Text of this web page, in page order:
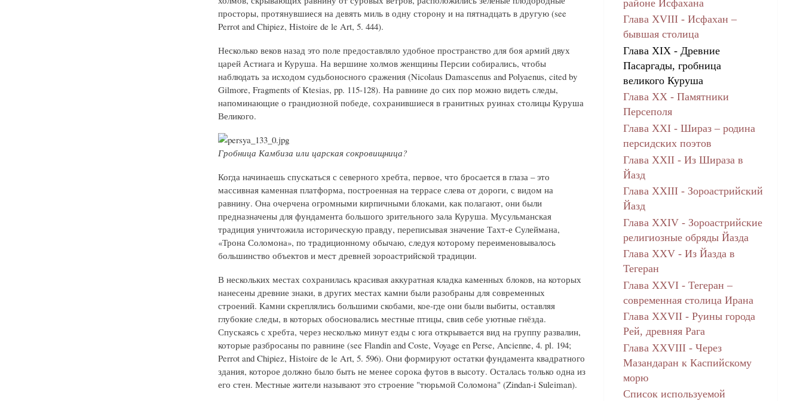
просторы, протянувшиеся на девять миль в одну сторону и на пятнадцать в другую (see
Perrot and Chipiez, Histoire de le Art, 5. 444).
Несколько веков назад это поле предоставляло удобное пространство для боя армий двух
царей Астиага и Куруша. На вершине холмов женщины Персии собирались, чтобы
наблюдать за исходом судьбоносного сражения (Nicolaus Damascenus and Polyaenus, cited by
Gilmore, Fragments of Ktesias, pp. 115-128). На равнине до сих пор можно видеть следы,
напоминающие о грандиозной победе, сохранившиеся в гранитных руинах столицы Куруша
Великого.
Гробница Камбиза или царская сокровищница?
Когда начинаешь спускаться с северного хребта, первое, что бросается в глаза – это
массивная каменная платформа, построенная на террасе слева от дороги, с видом на
равнину. Она очерчена огромными кирпичными блоками, как полагают, они были
предназначены для фундамента большого зрительного зала Куруша. Мусульманская
традиция уничтожила историческую правду, переписывая значение Тахт-е Сулеймана,
«Трона Соломона», по традиционному обычаю, следуя которому переименовывалось
большинство объектов и мест древней зороастрийской традиции.
В нескольких местах сохранилась красивая аккуратная кладка каменных блоков, на которых
нанесены древние знаки, в других местах камни были разобраны для современных
строений. Камни скреплялись большими скобами, кое-где они были выбиты, оставляя
глубокие следы, в которых обосновались местные птицы, свив себе уютные гнёзда.
Спускаясь с хребта, через несколько минут езды с юга открывается вид на группу развалин,
которые разбросаны по равнине (see Flandin and Coste, Voyage en Perse, Ancienne, 4. pl. 194;
Perrot and Chipiez, Histoire de le Art, 5. 596). Они формируют остатки фундамента квадратного
здания, которое должно было быть не менее сорока футов в высоту. Осталась только одна из
его стен. Местные жители называют это строение "тюрьмой Соломона" (Zindan-i Suleiman).
районе Исфахана
Глава XVIII - Исфахан –
бывшая столица
Глава XIX - Древние
Пасаргады, гробница
великого Куруша
Глава ХХ - Памятники
Персеполя
Глава ХХI - Шираз – родина
персидских поэтов
Глава XXII - Из Шираза в
Йазд
Глава XXIII - Зороастрийский
Йазд
Глава XXIV - Зороастрийские
религиозные обряды Йазда
Глава XXV - Из Йазда в
Тегеран
Глава XXVI - Тегеран –
современная столица Ирана
Глава XXVII - Руины города
Рей, древняя Рага
Глава XXVIII - Через
Мазандаран к Каспийскому
морю
Список используемой